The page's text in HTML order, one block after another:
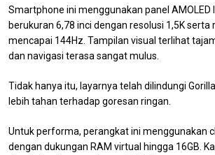
Smartphone ini menggunakan panel AMOLED
berukuran 6,78 inci dengan resolusi 1,5K serta
mencapai 144Hz. Tampilan visual terlihat
dan navigasi terasa sangat mulus.
Tidak hanya itu, layarnya telah dilindungi
lebih tahan terhadap goresan ringan.
Untuk performa, perangkat ini menggunakan
dengan dukungan RAM virtual hingga 16GB.